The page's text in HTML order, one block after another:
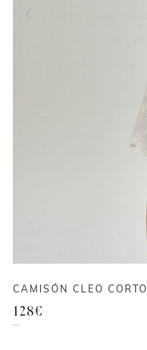
CAMISÓN CLEO CORTO
128€